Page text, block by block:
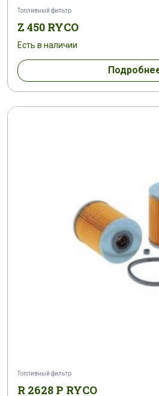
Топливный фильтр
Z 450 RYCO
Есть в наличии
Топливный фильтр
R 2628 P RYCO